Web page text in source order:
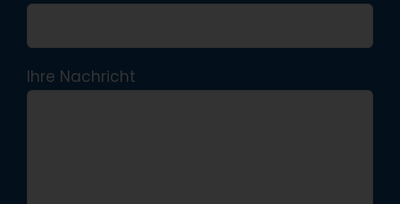
Ihre Nachricht